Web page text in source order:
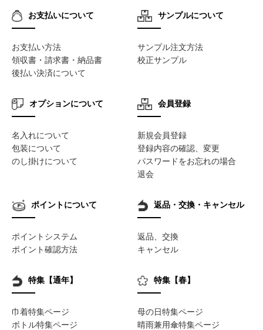
お支払いについて
お支払い方法
領収書・請求書・納品書
後払い決済について
サンプルについて
サンプル注文方法
校正サンプル
オプションについて
名入れについて
包装について
のし掛けについて
会員登録
新規会員登録
登録内容の確認、変更
パスワードをお忘れの場合
退会
ポイントについて
ポイントシステム
ポイント確認方法
返品・交換・キャンセル
返品、交換
キャンセル
特集【通年】
巾着特集ページ
ボトル特集ページ
特集【春】
母の日特集ページ
晴雨兼用傘特集ページ